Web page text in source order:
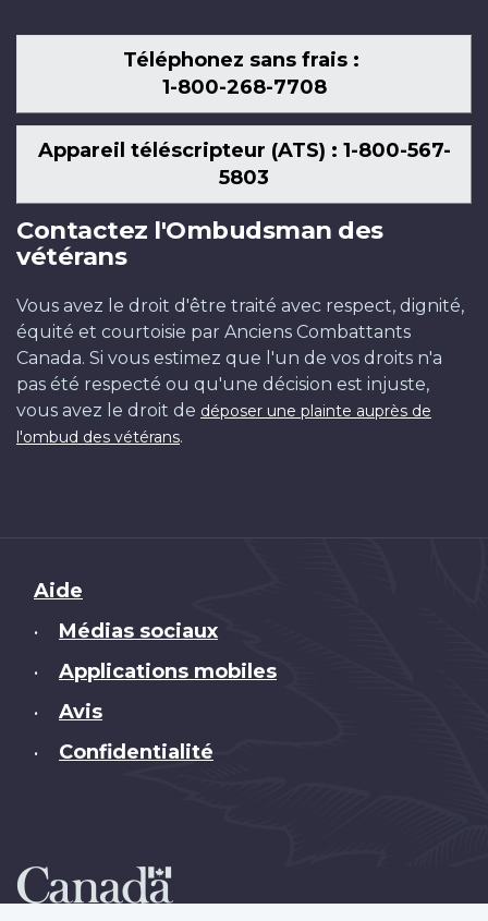
Téléphonez sans frais :
1-800-268-7708
Appareil téléscripteur (ATS) : 1-800-567-
5803
Contactez l'Ombudsman des
vétérans
Vous avez le droit d'être traité avec respect, dignité,
équité et courtoisie par Anciens Combattants
Canada. Si vous estimez que l'un de vos droits n'a
pas été respecté ou qu'une décision est injuste,
vous avez le droit de déposer une plainte auprès de
l'ombud des vétérans.
Brand
Aide
• Médias sociaux
• Applications mobiles
• Avis
• Confidentialité